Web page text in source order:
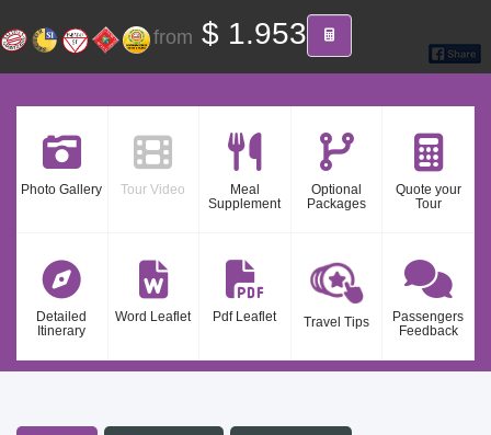
Find your Tour
from $ 1.953
Photo Gallery Tour Video
Meal
Supplement
Optional
Packages
Quote your
Tour
Detailed
Itinerary
Word Leaflet Pdf Leaflet Travel Tips
Passengers
Feedback